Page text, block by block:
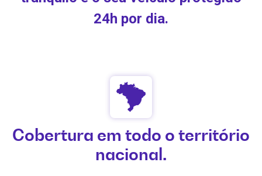
24h por dia.
Cobertura em todo o território
nacional.